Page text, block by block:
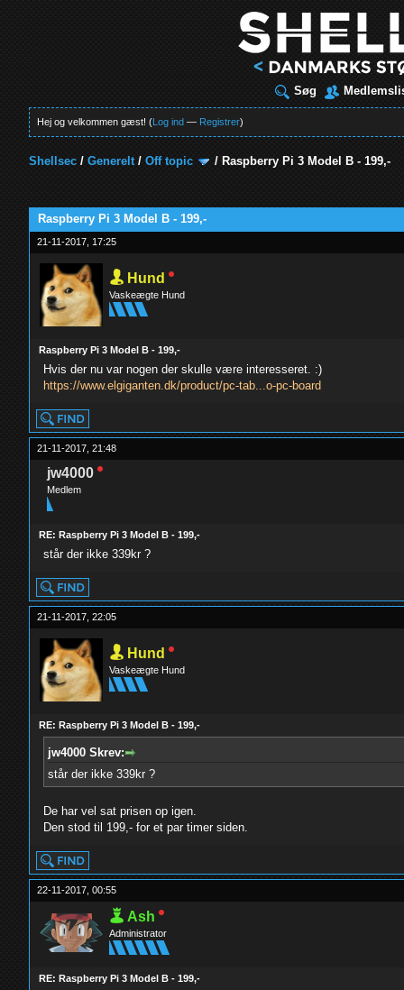
Søg
Hej og velkommen gæst! (Log ind — Registrer)
Shellsec /Generelt/Off topic / Raspberry Pi 3 Model B - 199,-
Raspberry Pi 3 Model B - 199,-
21-11-2017, 17:25
Hund
Vaskeægte Hund
Raspberry Pi 3 Model B - 199,-
Hvis der nu var nogen der skulle være interesseret. :)
https://www.elgiganten.dk/product/pc-tab...o-pc-board
21-11-2017, 21:48
jw4000
Medlem
RE: Raspberry Pi 3 Model B - 199,-
står der ikke 339kr ?
21-11-2017, 22:05
Hund
Vaskeægte Hund
RE: Raspberry Pi 3 Model B - 199,-
jw4000 Skrev:
står der ikke 339kr ?
De har vel sat prisen op igen.
Den stod til 199,- for et par timer siden.
22-11-2017, 00:55
Ash
Administrator
RE: Raspberry Pi 3 Model B - 199,-